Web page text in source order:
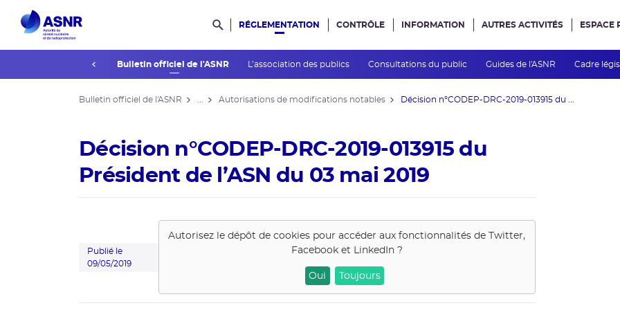
Rechercher dans le site
RÉGLEMENTATION
La réglementation Bulletin officiel de l'ASNR L’association des publics Consultations du public Guides de l'ASNR Cadre
CONTRÔLE INFORMATION AUTRES ACTIVITÉS ESPACE
Bulletin officiel de l'ASNR Autorisations de modifications notables Décision n°CODEP-DRC-2019-013915 du ...
Décision n°CODEP-DRC-2019-013915 du
Président de l’ASN du 03 mai 2019
Publié le
09/05/2019
Autorisez le dépôt de cookies pour accéder aux fonctionnalités de
Twitter,
Facebook et LinkedIn?
Oui Toujours